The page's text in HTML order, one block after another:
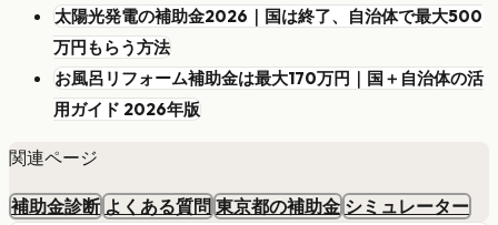
太陽光発電の補助金2026｜国は終了、自治体で最大500
万円もらう方法
お風呂リフォーム補助金は最大170万円｜国＋自治体の活
用ガイド 2026年版
関連ページ
補助金診断 よくある質問 東京都の補助金 シミュレーター